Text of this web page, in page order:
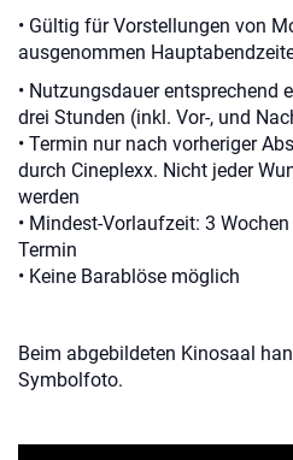
• Gültig für Vorstellungen von
ausgenommen
• Nutzungsdauer entsprechend
drei Stunden (inkl. Vor-, und
• Termin nur nach vorheriger
durch Cineplexx. Nicht jeder
werden
• Mindest-Vorlaufzeit: 3
Termin
• Keine Barablöse möglich
Beim abgebildeten Kinosaal
Symbolfoto.